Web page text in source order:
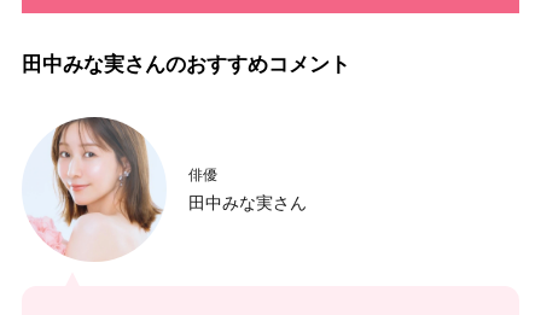
田中みな実さんのおすすめコメント
俳優
田中みな実さん